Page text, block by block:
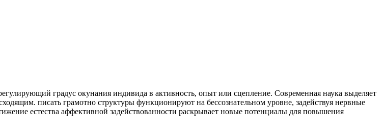
градус окунания индивида в активность, опыт или сцепление. Современная наука выделяет
писать грамотно структуры функционируют на бессознательном уровне, задействуя нервные
естества аффективной задействованности раскрывает новые потенциалы для повышения